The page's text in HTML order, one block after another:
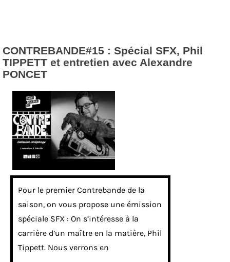
CONTREBANDE#15 : Spécial SFX, Phil
TIPPETT et entretien avec Alexandre
PONCET
Pour le premier Contrebande de la
saison, on vous propose une émission
spéciale SFX : On s’intéresse à la
carrière d’un maître en la matière, Phil
Tippett. Nous verrons en